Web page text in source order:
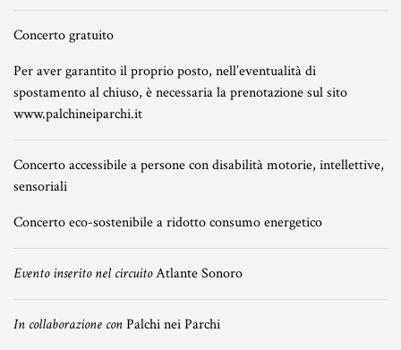
Concerto gratuito
Per aver garantito il proprio posto, nell’eventualità di
spostamento al chiuso, è necessaria la prenotazione sul sito
www.palchineiparchi.it
Concerto accessibile a persone con disabilità motorie, intellettive,
sensoriali
Concerto eco-sostenibile a ridotto consumo energetico
Evento inserito nel circuitoAtlante Sonoro
In collaborazione conPalchi nei Parchi